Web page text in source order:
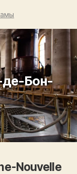
Бон-
Nouvelle